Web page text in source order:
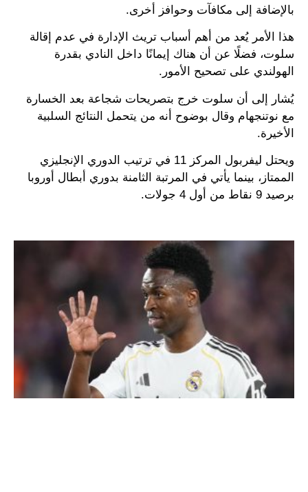
بالإضافة إلى مكافآت وحوافز أخرى.
هذا الأمر يُعد من أهم أسباب تريث الإدارة في عدم إقالة
سلوت، فضلًا عن أن هناك إيمانًا داخل النادي بقدرة
الهولندي على تصحيح الأمور.
يُشار إلى أن سلوت خرج بتصريحات شجاعة بعد الخسارة
مع نوتنجهام وقال بوضوح أنه من يتحمل النتائج السلبية
الأخيرة.
ويحتل ليفربول المركز 11 في ترتيب الدوري الإنجليزي
الممتاز، بينما يأتي في المرتبة الثامنة بدوري أبطال أوروبا
برصيد 9 نقاط من أول 4 جولات.